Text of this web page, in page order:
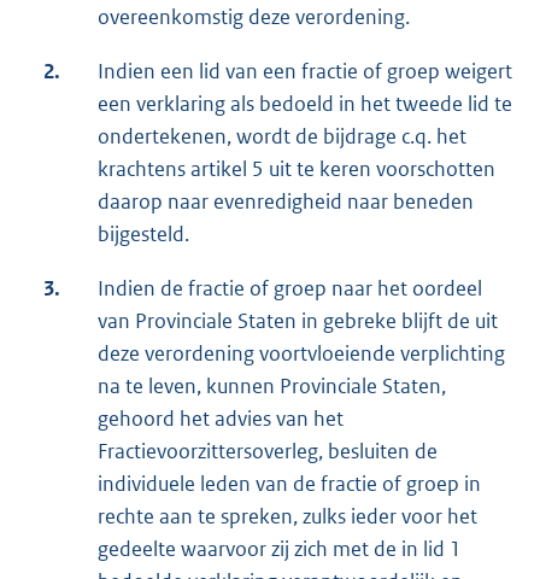
overeenkomstig deze verordening.
2.
Indien een lid van een fractie of groep weigert
een verklaring als bedoeld in het tweede lid te
ondertekenen, wordt de bijdrage c.q. het
krachtens artikel 5 uit te keren voorschotten
daarop naar evenredigheid naar beneden
bijgesteld.
3.
Indien de fractie of groep naar het oordeel
van Provinciale Staten in gebreke blijft de uit
deze verordening voortvloeiende verplichting
na te leven, kunnen Provinciale Staten,
gehoord het advies van het
Fractievoorzittersoverleg, besluiten de
individuele leden van de fractie of groep in
rechte aan te spreken, zulks ieder voor het
gedeelte waarvoor zij zich met de in lid 1